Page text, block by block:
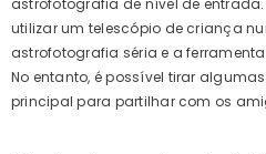
astrofotografia de nível de
utilizar um telescópio de criança
astrofotografia séria e a
No entanto, é possível tirar
principal para partilhar com os